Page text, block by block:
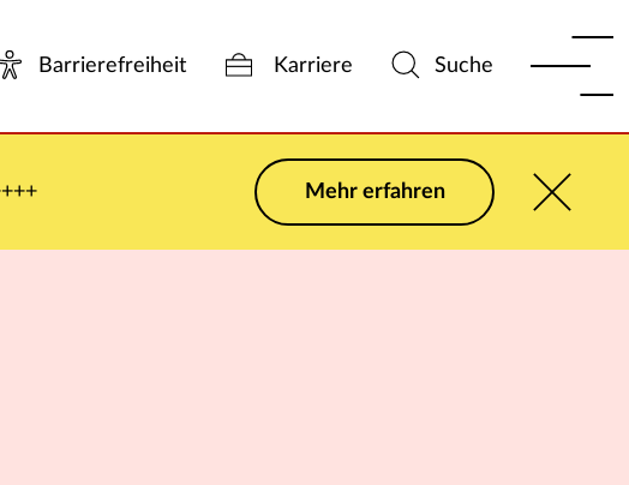
Barrierefreiheit Karriere Suche
Mehr erfahren